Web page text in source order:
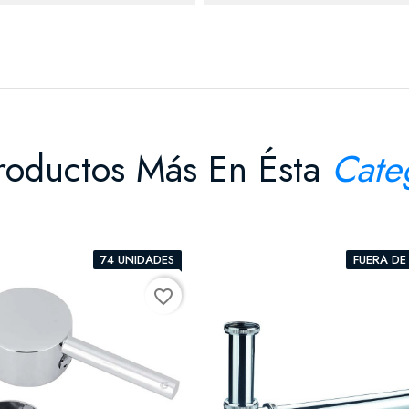
Más En Ésta
74 UNIDADES
favorite_border
FUERA